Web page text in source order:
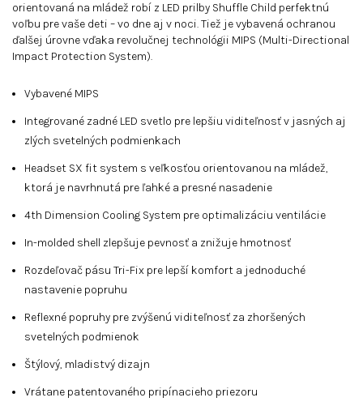
orientovaná na mládež robí z LED prilby Shuffle Child perfektnú
voľbu pre vaše deti – vo dne aj v noci. Tiež je vybavená ochranou
ďalšej úrovne vďaka revolučnej technológii MIPS (Multi-Directional
Impact Protection System).
Vybavené MIPS
Integrované zadné LED svetlo pre lepšiu viditeľnosť v jasných aj
zlých svetelných podmienkach
Headset SX fit system s veľkosťou orientovanou na mládež,
ktorá je navrhnutá pre ľahké a presné nasadenie
4th Dimension Cooling System pre optimalizáciu ventilácie
In-molded shell zlepšuje pevnosť a znižuje hmotnosť
Rozdeľovač pásu Tri-Fix pre lepší komfort a jednoduché
nastavenie popruhu
Reflexné popruhy pre zvýšenú viditeľnosť za zhoršených
svetelných podmienok
Štýlový, mladistvý dizajn
Vrátane patentovaného pripínacieho priezoru